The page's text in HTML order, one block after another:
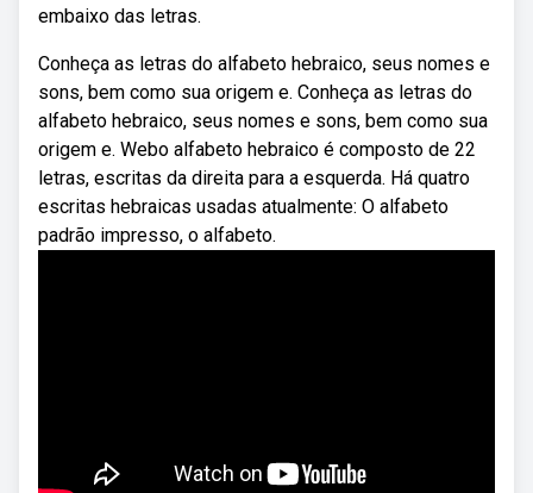
embaixo das letras.
Conheça as letras do alfabeto hebraico, seus nomes e
sons, bem como sua origem e. Conheça as letras do
alfabeto hebraico, seus nomes e sons, bem como sua
origem e. Webo alfabeto hebraico é composto de 22
letras, escritas da direita para a esquerda. Há quatro
escritas hebraicas usadas atualmente: O alfabeto
padrão impresso, o alfabeto.